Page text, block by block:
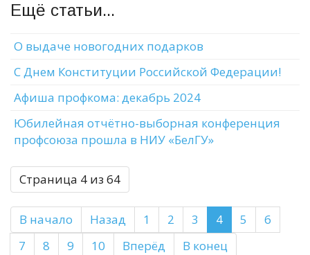
Ещё статьи...
О выдаче новогодних подарков
С Днем Конституции Российской Федерации!
Афиша профкома: декабрь 2024
Юбилейная отчётно-выборная конференция
профсоюза прошла в НИУ «БелГУ»
Страница 4 из 64
В начало Назад 1 2 3 4 5
6
7
8 9 10 Вперёд В конец